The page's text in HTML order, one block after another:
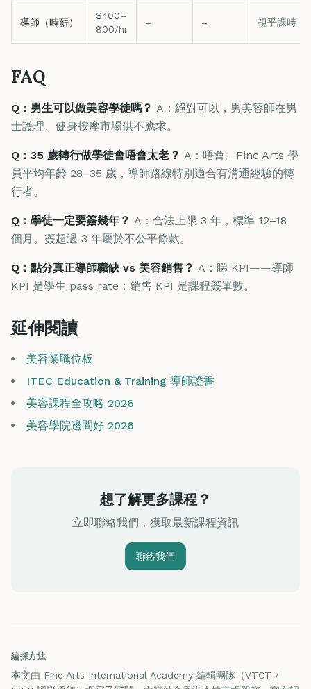
導師（時薪）
$400–
800/hr
– – 視乎課時
FAQ
Q：男生可以做美容學徒嗎？ A：絕對可以，男美容師在男
士護理、健身按摩市場供不應求。
Q：35 歲轉行做學徒會唔會太老？ A：唔會。Fine Arts 學
員平均年齡 28–35 歲，導師路線特別適合有溝通經驗的轉
行者。
Q：學徒一定要簽幾年？ A：合法上限 3 年，標準 12–18
個月。簽超過 3 年屬於不公平條款。
Q：點分真正導師職缺 vs 美容銷售？ A：睇 KPI——導師
KPI 是學生 pass rate；銷售 KPI 是課程簽單數。
延伸閱讀
美容業職位板
ITEC Education & Training 導師證書
美容課程全攻略 2026
美容學院邊間好 2026
想了解更多課程？
立即聯絡我們，獲取最新課程資訊
聯絡我們
編採方法
本文由 Fine Arts International Academy 編輯團隊（VTCT /